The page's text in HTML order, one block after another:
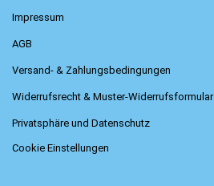
Impressum
AGB
Versand- & Zahlungsbedingungen
Widerrufsrecht & Muster-Widerrufsformular
Privatsphäre und Datenschutz
Cookie Einstellungen